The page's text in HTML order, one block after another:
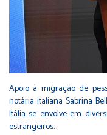
Apoio à migração de
notária italiana Sabrina
Itália se envolve em
estrangeiros.